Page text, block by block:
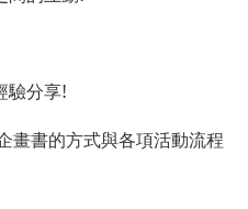
驗分享!
畫書的方式與各項活動流程